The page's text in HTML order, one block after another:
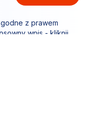
z prawem
wpis - kliknij